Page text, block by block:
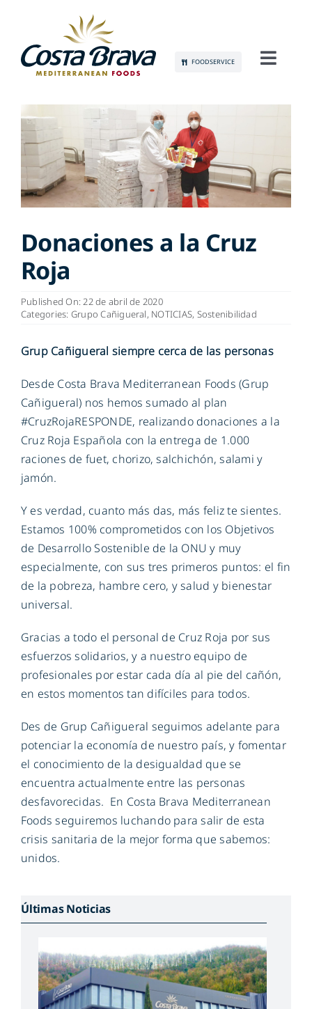
content
FOODSERVICE
SOSTENIBILIDAD
PRODUCTOS
EMPLEO
CONTACTO
ES
Donaciones a la Cruz
Roja
Published On: 22 de abril de 2020
Categories: Grupo Cañigueral, NOTICIAS, Sostenibilidad
Grup Cañigueral siempre cerca de las personas
Desde Costa Brava Mediterranean Foods (Grup
Cañigueral) nos hemos sumado al plan
#CruzRojaRESPONDE, realizando donaciones a la
Cruz Roja Española con la entrega de 1.000
raciones de fuet, chorizo, salchichón, salami y
jamón.
Y es verdad, cuanto más das, más feliz te sientes.
Estamos 100% comprometidos con los Objetivos
de Desarrollo Sostenible de la ONU y muy
especialmente, con sus tres primeros puntos: el fin
de la pobreza, hambre cero, y salud y bienestar
universal.
Gracias a todo el personal de Cruz Roja por sus
esfuerzos solidarios, y a nuestro equipo de
profesionales por estar cada día al pie del cañón,
en estos momentos tan difíciles para todos.
Des de Grup Cañigueral seguimos adelante para
potenciar la economía de nuestro país, y fomentar
el conocimiento de la desigualdad que se
encuentra actualmente entre las personas
desfavorecidas. En Costa Brava Mediterranean
Foods seguiremos luchando para salir de esta
crisis sanitaria de la mejor forma que sabemos:
unidos.
Últimas Noticias